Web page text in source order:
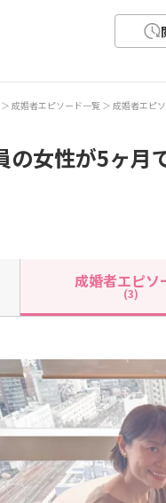
成婚者エピソード一覧 成婚者エピ
の女性が5ヶ月
成婚者エピソ
(3)